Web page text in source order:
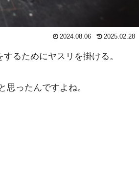
2024.08.06 2025.02.28
るためにヤスリを掛ける。
ったんですよね。